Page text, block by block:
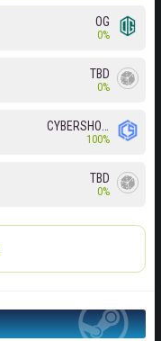
OG
0%
TBD
0%
100%
TBD
0%